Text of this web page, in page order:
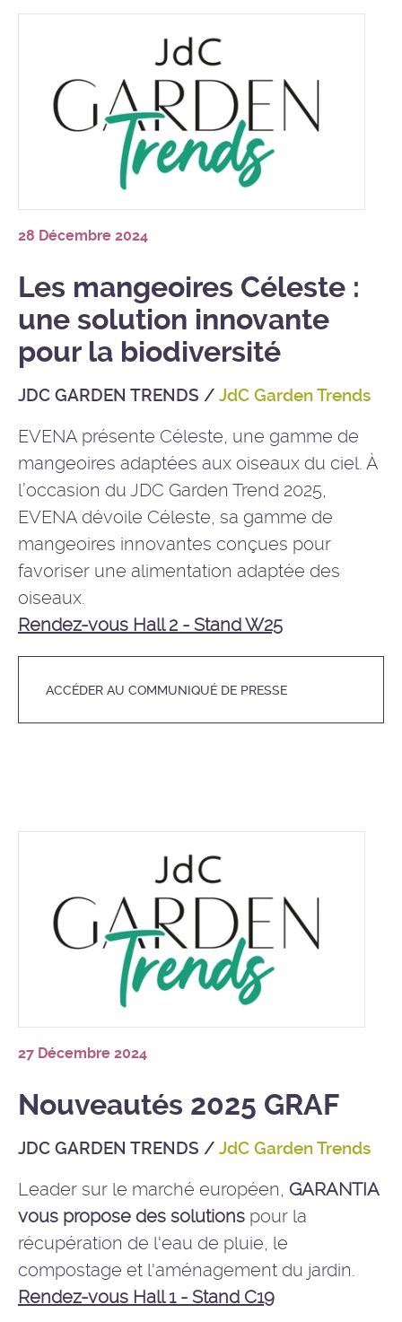
28 Décembre 2024
Les mangeoires Céleste :
une solution innovante
pour la biodiversité
JDC GARDEN TRENDS / JdC Garden Trends
EVENA présente Céleste, une gamme de
mangeoires adaptées aux oiseaux du ciel. À
l’occasion du JDC Garden Trend 2025,
EVENA dévoile Céleste, sa gamme de
mangeoires innovantes conçues pour
favoriser une alimentation adaptée des
oiseaux.
Rendez-vous Hall 2 - Stand W25
ACCÉDER AU COMMUNIQUÉ DE PRESSE
27 Décembre 2024
Nouveautés 2025 GRAF
JDC GARDEN TRENDS / JdC Garden Trends
Leader sur le marché européen, GARANTIA
vous propose des solutions pour la
récupération de l'eau de pluie, le
compostage et l'aménagement du jardin.
Rendez-vous Hall 1 - Stand C19